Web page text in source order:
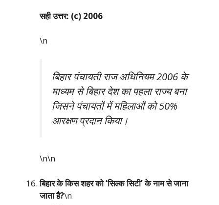
सही उत्तर: (c) 2006
\n
बिहार पंचायती राज अधिनियम 2006 के
माध्यम से बिहार देश का पहला राज्य बना
जिसने पंचायतों में महिलाओं को 50%
आरक्षण प्रदान किया।
\n\n
बिहार के किस शहर को ‘सिल्क सिटी’ के नाम से जाना
जाता है?\n